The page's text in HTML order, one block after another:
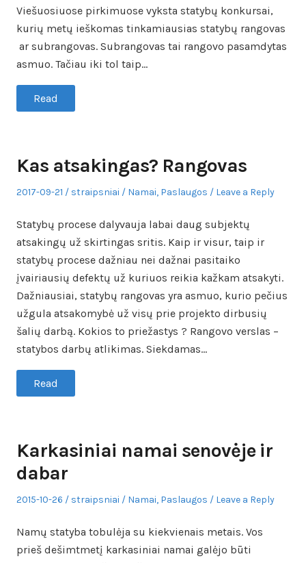
Viešuosiuose pirkimuose vyksta statybų konkursai,
kurių metų ieškomas tinkamiausias statybų rangovas
ar subrangovas. Subrangovas tai rangovo pasamdytas
asmuo. Tačiau iki tol taip…
Read
Kas atsakingas? Rangovas
Posted
2017-09-21 Author
straipsniai
Posted
Namai, Paslaugos Leave a Reply
Statybų procese dalyvauja labai daug subjektų
atsakingų už skirtingas sritis. Kaip ir visur, taip ir
statybų procese dažniau nei dažnai pasitaiko
įvairiausių defektų už kuriuos reikia kažkam atsakyti.
Dažniausiai, statybų rangovas yra asmuo, kurio pečius
užgula atsakomybė už visų prie projekto dirbusių
šalių darbą. Kokios to priežastys ? Rangovo verslas –
statybos darbų atlikimas. Siekdamas…
Read
Karkasiniai namai senovėje ir
dabar
Posted
2015-10-26 Author
straipsniai
Posted
Namai, Paslaugos Leave a Reply
Namų statyba tobulėja su kiekvienais metais. Vos
prieš dešimtmetį karkasiniai namai galėjo būti